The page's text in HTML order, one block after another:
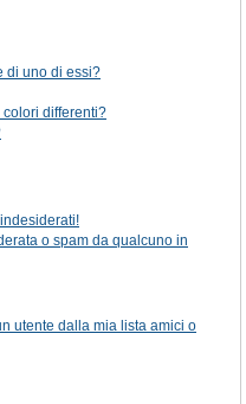
di uno di essi?
differenti?
o spam da qualcuno in
utente dalla mia lista amici o